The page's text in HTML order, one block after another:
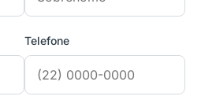
Telefone